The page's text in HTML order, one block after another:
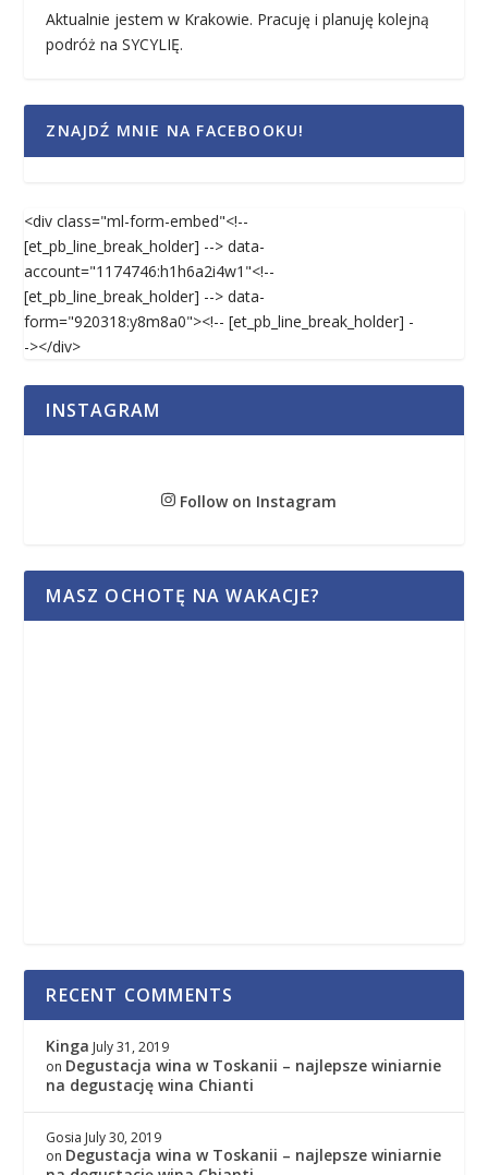
Aktualnie jestem w Krakowie. Pracuję i planuję kolejną
podróż na SYCYLIĘ.
ZNAJDŹ MNIE NA FACEBOOKU!
<div class="ml-form-embed"<!--
[et_pb_line_break_holder] --> data-
account="1174746:h1h6a2i4w1"<!--
[et_pb_line_break_holder] --> data-
form="920318:y8m8a0"><!-- [et_pb_line_break_holder] -
-></div>
INSTAGRAM
Follow on Instagram
MASZ OCHOTĘ NA WAKACJE?
RECENT COMMENTS
Kinga July 31, 2019
on Degustacja wina w Toskanii – najlepsze winiarnie
na degustację wina Chianti
Gosia July 30, 2019
on Degustacja wina w Toskanii – najlepsze winiarnie